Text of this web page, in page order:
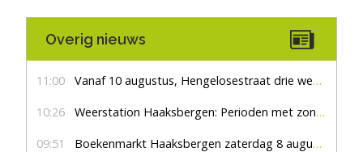
Overig nieuws
11:00 Vanaf 10 augustus, Hengelosestraat drie weken dicht voor doorgaand verkeer
10:26 Weerstation Haaksbergen: Perioden met zon en droog
09:51 Boekenmarkt Haaksbergen zaterdag 8 augustus, marktplein Haaksbergen